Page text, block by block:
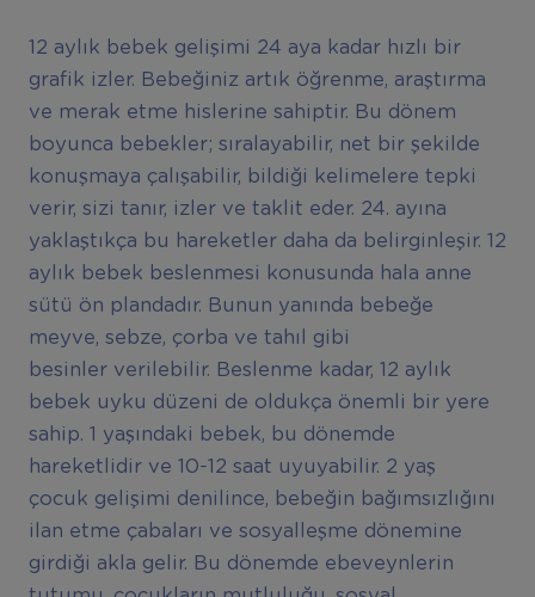
12 aylık bebek gelişimi 24 aya kadar hızlı bir
grafik izler. Bebeğiniz artık öğrenme, araştırma
ve merak etme hislerine sahiptir. Bu dönem
boyunca bebekler; sıralayabilir, net bir şekilde
konuşmaya çalışabilir, bildiği kelimelere tepki
verir, sizi tanır, izler ve taklit eder. 24. ayına
yaklaştıkça bu hareketler daha da belirginleşir. 12
aylık bebek beslenmesi konusunda hala anne
sütü ön plandadır. Bunun yanında bebeğe
meyve, sebze, çorba ve tahıl gibi
besinler verilebilir. Beslenme kadar, 12 aylık
bebek uyku düzeni de oldukça önemli bir yere
sahip. 1 yaşındaki bebek, bu dönemde
hareketlidir ve 10-12 saat uyuyabilir. 2 yaş
çocuk gelişimi denilince, bebeğin bağımsızlığını
ilan etme çabaları ve sosyalleşme dönemine
girdiği akla gelir. Bu dönemde ebeveynlerin